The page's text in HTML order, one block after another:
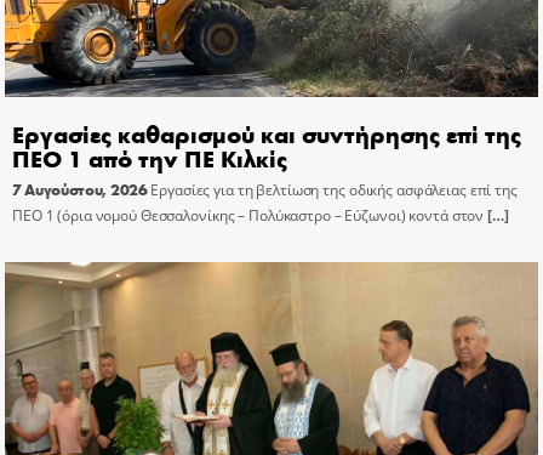
Εργασίες καθαρισμού και συντήρησης επί της
ΠΕΟ 1 από την ΠΕ Κιλκίς
7 Αυγούστου, 2026 Εργασίες για τη βελτίωση της οδικής ασφάλειας επί της
ΠΕΟ 1 (όρια νομού Θεσσαλονίκης – Πολύκαστρο – Εύζωνοι) κοντά στον […]